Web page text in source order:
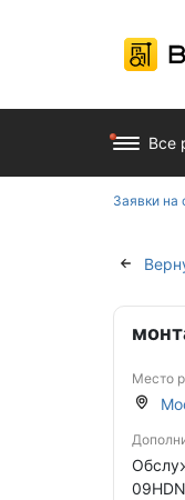
Все
Заявки на
Место